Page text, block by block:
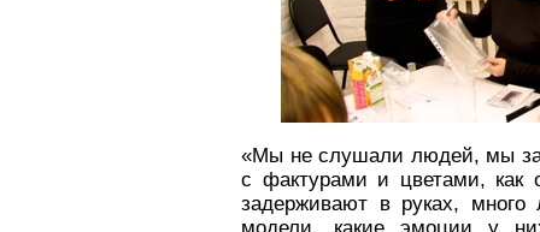
«Мы не слушали людей, мы
с фактурами и цветами, как
задерживают в руках, много